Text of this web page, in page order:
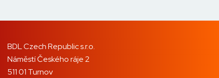
BDL Czech Republic s.r.o.
Náměstí Českého ráje 2
511 01 Turnov